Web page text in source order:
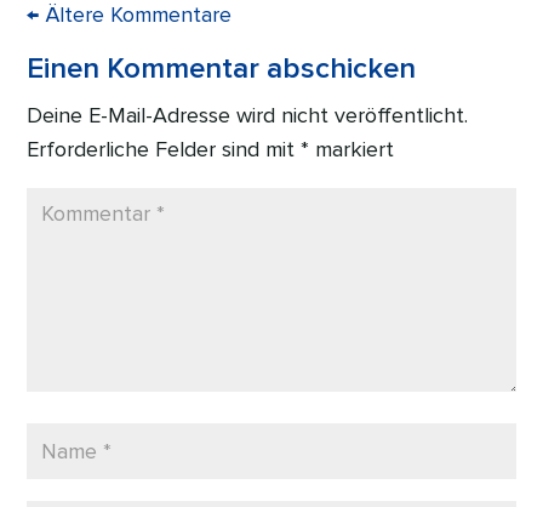
← Ältere Kommentare
Einen Kommentar abschicken
Deine E-Mail-Adresse wird nicht veröffentlicht.
Erforderliche Felder sind mit* markiert